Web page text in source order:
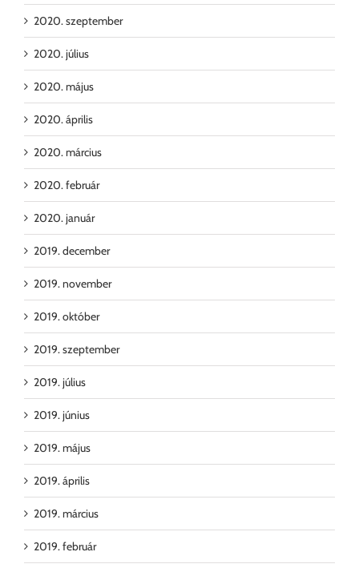
2020. szeptember
2020. július
2020. május
2020. április
2020. március
2020. február
2020. január
2019. december
2019. november
2019. október
2019. szeptember
2019. július
2019. június
2019. május
2019. április
2019. március
2019. február